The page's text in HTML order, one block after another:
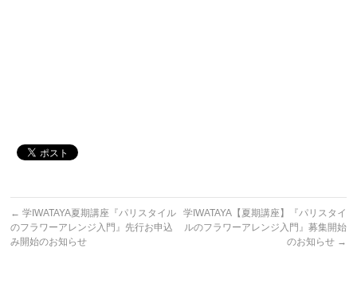
← 学IWATAYA夏期講座『パリスタイル
のフラワーアレンジ入門』先行お申込
み開始のお知らせ
学IWATAYA【夏期講座】『パリスタイ
ルのフラワーアレンジ入門』募集開始
のお知らせ →